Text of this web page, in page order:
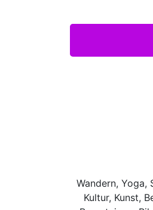
Wandern, Yoga,
Kultur, Kunst,